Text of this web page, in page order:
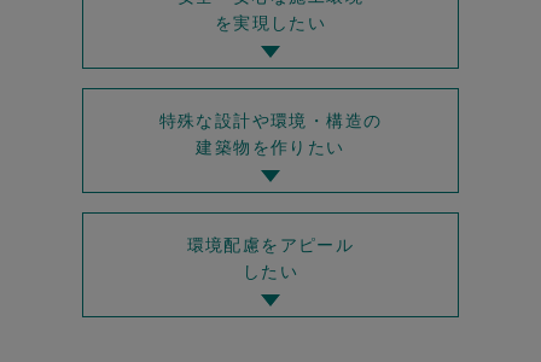
を実現したい
特殊な設計や環境・構造の
建築物を作りたい
環境配慮をアピール
したい